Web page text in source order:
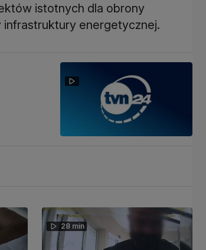
istotnych dla obrony
energetycznej.
28 min